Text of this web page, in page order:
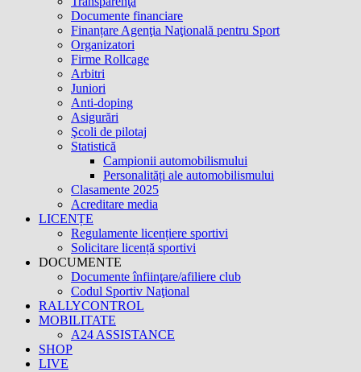
Documente financiare
Finanțare Agenţia Naţională pentru Sport
Organizatori
Firme Rollcage
Arbitri
Juniori
Anti-doping
Asigurări
Şcoli de pilotaj
Statistică
Campionii automobilismului
Personalități ale automobilismului
Clasamente 2025
Acreditare media
LICENȚE
Regulamente licențiere sportivi
Solicitare licență sportivi
DOCUMENTE
Documente înfiinţare/afiliere club
Codul Sportiv Naţional
RALLYCONTROL
MOBILITATE
A24 ASSISTANCE
SHOP
LIVE